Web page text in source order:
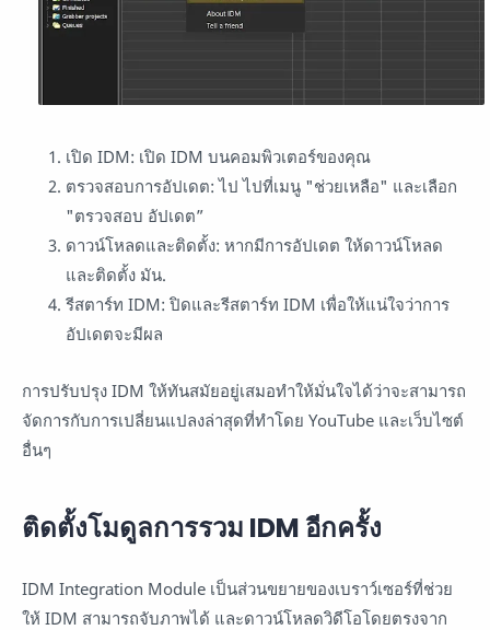
เปิด IDM: เปิด IDM บนคอมพิวเตอร์ของคุณ
ตรวจสอบการอัปเดต: ไป ไปที่เมนู "ช่วยเหลือ" และเลือก
"ตรวจสอบ อัปเดต”
ดาวน์โหลดและติดตั้ง: หากมีการอัปเดต ให้ดาวน์โหลด
และติดตั้ง มัน.
รีสตาร์ท IDM: ปิดและรีสตาร์ท IDM เพื่อให้แน่ใจว่าการ
อัปเดตจะมีผล
การปรับปรุง IDM ให้ทันสมัยอยู่เสมอทำให้มั่นใจได้ว่าจะสามารถ
จัดการกับการเปลี่ยนแปลงล่าสุดที่ทำโดย YouTube และเว็บไซต์
อื่นๆ
ติดตั้งโมดูลการรวม IDM อีกครั้ง
IDM Integration Module เป็นส่วนขยายของเบราว์เซอร์ที่ช่วย
ให้ IDM สามารถจับภาพได้ และดาวน์โหลดวิดีโอโดยตรงจาก